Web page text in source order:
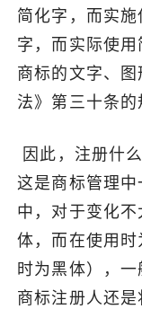
跨境报告
出海导航
出海交流群
了解出海网
简化字，而实
字，而实际使
商标的文字、
法》第三十条的
因此，注册什
这是商标管理
中，对于变化
体，而在使用
时为黑体），一
商标注册人还